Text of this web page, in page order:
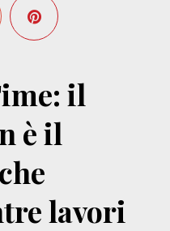
il
è il
lavori